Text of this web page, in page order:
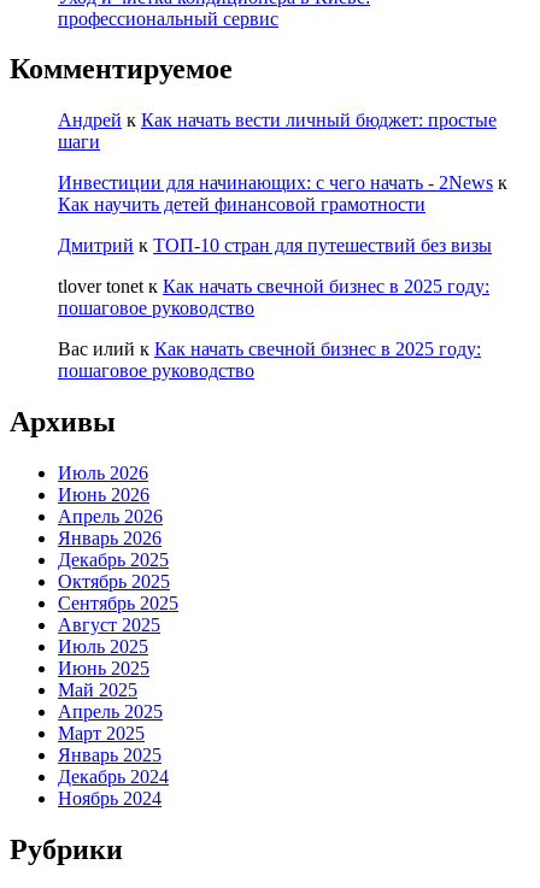
профессиональный сервис
Комментируемое
Андрей к Как начать вести личный бюджет: простые
шаги
Инвестиции для начинающих: с чего начать - 2News к
Как научить детей финансовой грамотности
Дмитрий к ТОП-10 стран для путешествий без визы
tlover tonet к Как начать свечной бизнес в 2025 году:
пошаговое руководство
Вас илий к Как начать свечной бизнес в 2025 году:
пошаговое руководство
Архивы
Июль 2026
Июнь 2026
Апрель 2026
Январь 2026
Декабрь 2025
Октябрь 2025
Сентябрь 2025
Август 2025
Июль 2025
Июнь 2025
Май 2025
Апрель 2025
Март 2025
Январь 2025
Декабрь 2024
Ноябрь 2024
Рубрики